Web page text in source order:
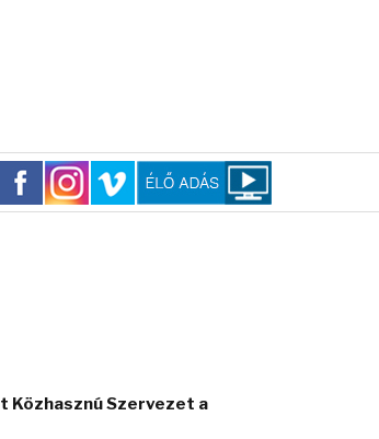
Közhasznú Szervezet a